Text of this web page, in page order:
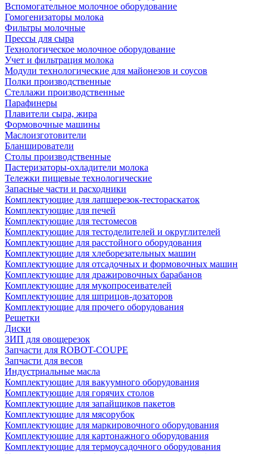
Вспомогательное молочное оборудование
Гомогенизаторы молока
Фильтры молочные
Прессы для сыра
Технологическое молочное оборудование
Учет и фильтрация молока
Модули технологические для майонезов и соусов
Полки производственные
Стеллажи производственные
Парафинеры
Плавители сыра, жира
Формовочные машины
Маслоизготовители
Бланширователи
Столы производственные
Пастеризаторы-охладители молока
Тележки пищевые технологические
Запасные части и расходники
Комплектующие для лапшерезок-тестораскаток
Комплектующие для печей
Комплектующие для тестомесов
Комплектующие для тестоделителей и округлителей
Комплектующие для расстойного оборудования
Комплектующие для хлеборезательных машин
Комплектующие для отсадочных и формовочных машин
Комплектующие для дражировочных барабанов
Комплектующие для мукопросеивателей
Комплектующие для шприцов-дозаторов
Комплектующие для прочего оборудования
Решетки
Диски
ЗИП для овощерезок
Запчасти для ROBOT-COUPE
Запчасти для весов
Индустриальные масла
Комплектующие для вакуумного оборудования
Комплектующие для горячих столов
Комплектующие для запайщиков пакетов
Комплектующие для мясорубок
Комплектующие для маркировочного оборудования
Комплектующие для картонажного оборудования
Комплектующие для термоусадочного оборудования